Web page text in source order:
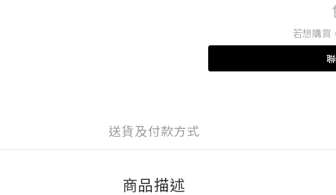
若想購買
送貨及付款方式
商品描述